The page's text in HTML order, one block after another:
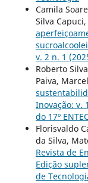
Camila
Silva
v. 2 n. 1
Roberto
Paiva,
Inovação: v.
do 17º
Florisvaldo
da Silva,
Revista de
Edição
de